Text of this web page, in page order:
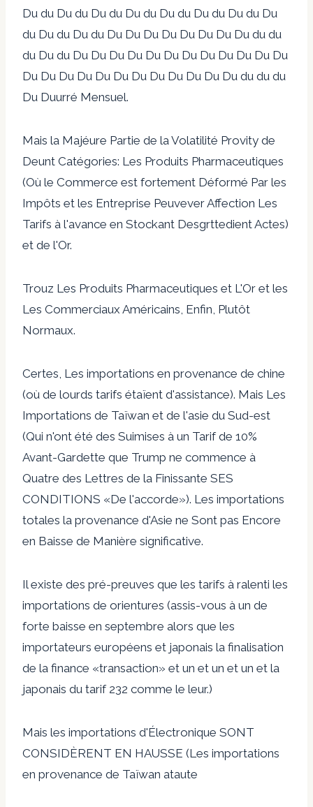
Du du Du du Du du Du du Du du Du du Du du Du
du Du du Du du Du Du Du Du Du Du Du Du du du
du Du du Du Du Du Du Du Du Du Du Du Du Du Du
Du Du Du Du Du Du Du Du Du Du Du Du du du du
Du Duurré Mensuel.
Mais la Majéure Partie de la Volatilité Provity de
Deunt Catégories: Les Produits Pharmaceutiques
(Où le Commerce est fortement Déformé Par les
Impôts et les Entreprise Peuvever Affection Les
Tarifs à l'avance en Stockant Desgrttedient Actes)
et de l'Or.
Trouz Les Produits Pharmaceutiques et L'Or et les
Les Commerciaux Américains, Enfin, Plutôt
Normaux.
Certes, Les importations en provenance de chine
(où de lourds tarifs étaïent d'assistance). Mais Les
Importations de Taïwan et de l'asie du Sud-est
(Qui n'ont été des Suimises à un Tarif de 10%
Avant-Gardette que Trump ne commence à
Quatre des Lettres de la Finissante SES
CONDITIONS «De l'accorde»). Les importations
totales la provenance d'Asie ne Sont pas Encore
en Baisse de Manière significative.
Il existe des pré-preuves que les tarifs à ralenti les
importations de orientures (assis-vous à un de
forte baisse en septembre alors que les
importateurs européens et japonais la finalisation
de la finance «transaction» et un et un et un et la
japonais du tarif 232 comme le leur.)
Mais les importations d'Électronique SONT
CONSIDÈRENT EN HAUSSE (Les importations
en provenance de Taïwan ataute